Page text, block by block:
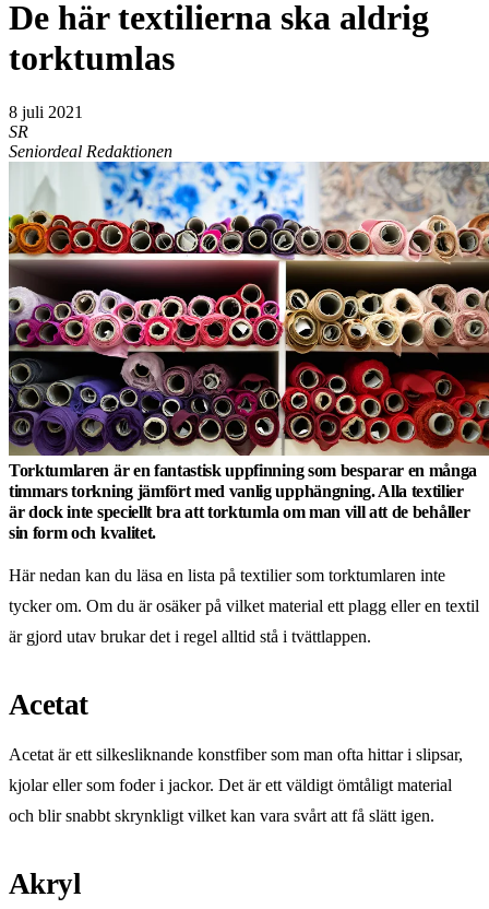
De här textilierna ska aldrig
torktumlas
8 juli 2021
SR
Seniordeal Redaktionen
Torktumlaren är en fantastisk uppfinning som besparar en många
timmars torkning jämfört med vanlig upphängning. Alla textilier
är dock inte speciellt bra att torktumla om man vill att de behåller
sin form och kvalitet.
Här nedan kan du läsa en lista på textilier som torktumlaren inte
tycker om. Om du är osäker på vilket material ett plagg eller en textil
är gjord utav brukar det i regel alltid stå i tvättlappen.
Acetat
Acetat är ett silkesliknande konstfiber som man ofta hittar i slipsar,
kjolar eller som foder i jackor. Det är ett väldigt ömtåligt material
och blir snabbt skrynkligt vilket kan vara svårt att få slätt igen.
Akryl